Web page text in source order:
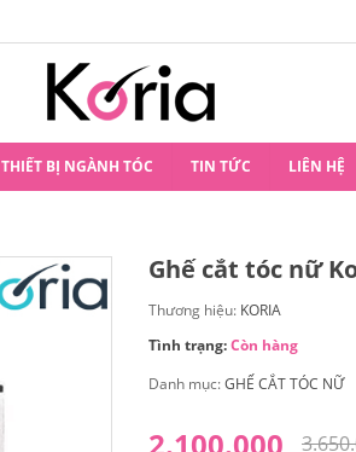
Hướng Dẫn Tất Tần Tật Về Những
THIẾT BỊ NGÀNH TÓC TIN TỨC LIÊN HỆ
Ghế cắt tóc nữ
Thương hiệu: KORIA
Tình trạng:Còn hàng
Danh mục:GHẾ CẮT TÓC NỮ